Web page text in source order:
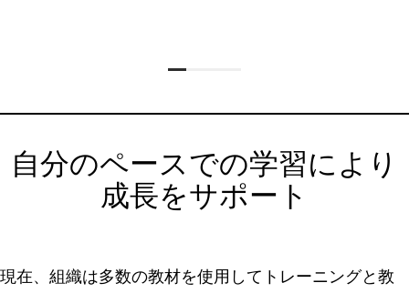
自分のペースでの学習により
成長をサポート
現在、組織は多数の教材を使用してトレーニングと教